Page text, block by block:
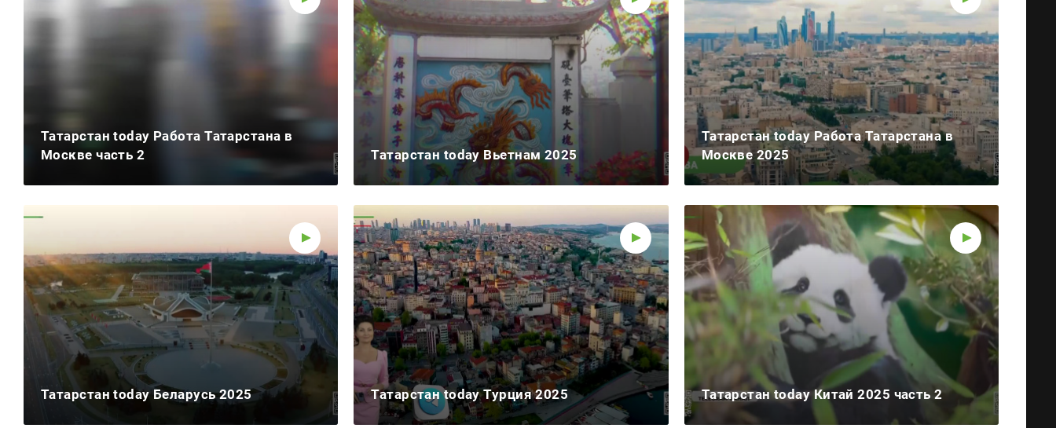
Татарстан today Работа Татарстана в
Москве часть 2
Татарстан today Вьетнам 2025
Татарстан today Работа Татарстана в
Москве 2025
Татарстан today Беларусь 2025 Татарстан today Турция 2025 Татарстан today Китай 2025 часть 2